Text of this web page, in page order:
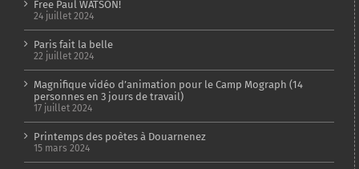
Free Paul WATSON!
24 juillet 2024
Paris fait la belle
22 juillet 2024
Magnifique vidéo d’animation pour le Camp Mograph (14
personnes en 3 jours de travail)
17 juillet 2024
Printemps des poètes à Douarnenez
15 mars 2024